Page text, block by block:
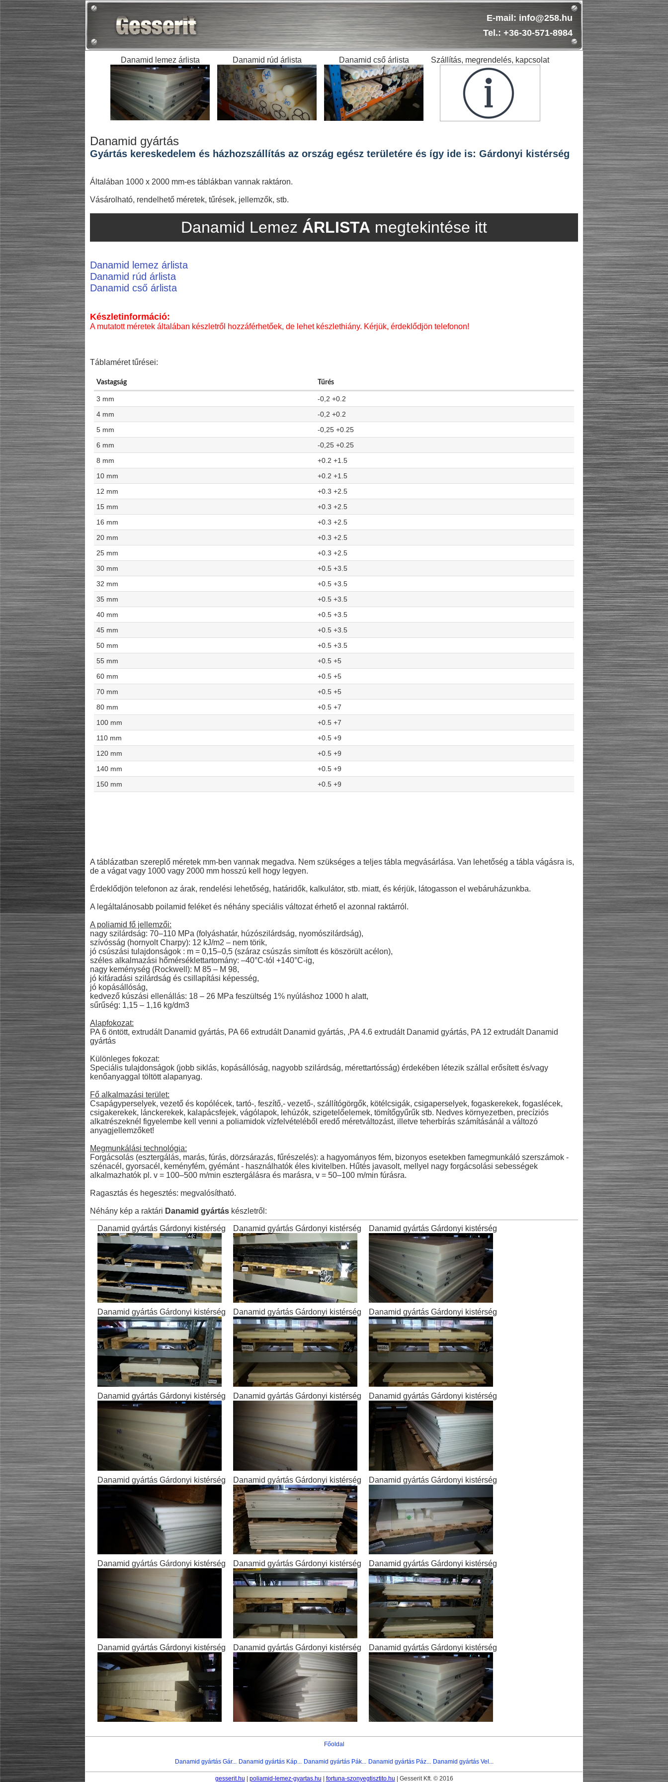
E-mail: info@258.hu
Tel.: +36-30-571-8984
Danamid lemez árlista Danamid rúd árlista Danamid cső árlista Szállítás, megrendelés, kapcsolat
Danamid gyártás
Gyártás kereskedelem és házhozszállítás az ország egész területére és így ide is: Gárdonyi kistérség
Általában 1000 x 2000 mm-es táblákban vannak raktáron.
Vásárolható, rendelhető méretek, tűrések, jellemzők, stb.
Danamid Lemez ÁRLISTA megtekintése itt
Danamid lemez árlista
Danamid rúd árlista
Danamid cső árlista
Készletinformáció:
A mutatott méretek általában készletről hozzáférhetőek, de lehet készlethiány. Kérjük, érdeklődjön telefonon!
Táblaméret tűrései:
Vastagság Tűrés
3 mm
-0,2 +0.2
4 mm
-0,2 +0.2
5 mm
-0,25 +0.25
6 mm
-0,25 +0.25
8 mm
+0.2 +1.5
10 mm
+0.2 +1.5
12 mm
+0.3 +2.5
15 mm
+0.3 +2.5
16 mm
+0.3 +2.5
20 mm
+0.3 +2.5
25 mm
+0.3 +2.5
30 mm
+0.5 +3.5
32 mm
+0.5 +3.5
35 mm
+0.5 +3.5
40 mm
+0.5 +3.5
45 mm
+0.5 +3.5
50 mm
+0.5 +3.5
55 mm
+0.5 +5
60 mm
+0.5 +5
70 mm
+0.5 +5
80 mm
+0.5 +7
100 mm
+0.5 +7
110 mm
+0.5 +9
120 mm
+0.5 +9
140 mm
+0.5 +9
150 mm
+0.5 +9
A táblázatban szereplő méretek mm-ben vannak megadva. Nem szükséges a teljes tábla megvásárlása. Van lehetőség a tábla vágásra is,
de a vágat vagy 1000 vagy 2000 mm hosszú kell hogy legyen.
Érdeklődjön telefonon az árak, rendelési lehetőség, határidők, kalkulátor, stb. miatt, és kérjük, látogasson el webáruházunkba.
A legáltalánosabb poilamid feléket és néhány speciális változat érhető el azonnal raktárról.
A poliamid fő jellemzői:
nagy szilárdság: 70–110 MPa (folyáshatár, húzószilárdság, nyomószilárdság),
szívósság (hornyolt Charpy): 12 kJ/m2 – nem törik,
jó csúszási tulajdonságok : m = 0,15–0,5 (száraz csúszás simított és köszörült acélon),
széles alkalmazási hőmérséklettartomány: –40°C-tól +140°C-ig,
nagy keménység (Rockwell): M 85 – M 98,
jó kifáradási szilárdság és csillapítási képesség,
jó kopásállóság,
kedvező kúszási ellenállás: 18 – 26 MPa feszültség 1% nyúláshoz 1000 h alatt,
sűrűség: 1,15 – 1,16 kg/dm3
Alapfokozat:
PA 6 öntött, extrudált Danamid gyártás, PA 66 extrudált Danamid gyártás, ,PA 4.6 extrudált Danamid gyártás, PA 12 extrudált Danamid
gyártás
Különleges fokozat:
Speciális tulajdonságok (jobb siklás, kopásállóság, nagyobb szilárdság, mérettartósság) érdekében létezik szállal erősített és/vagy
kenőanyaggal töltött alapanyag.
Fő alkalmazási terület:
Csapágyperselyek, vezető és kopólécek, tartó-, feszítő,- vezető-, szállítógörgők, kötélcsigák, csigaperselyek, fogaskerekek, fogaslécek,
csigakerekek, lánckerekek, kalapácsfejek, vágólapok, lehúzók, szigetelőelemek, tömítőgyűrűk stb. Nedves környezetben, precíziós
alkatrészeknél figyelembe kell venni a poliamidok vízfelvételéből eredő méretváltozást, illetve teherbírás számításánál a változó
anyagjellemzőket!
Megmunkálási technológia:
Forgácsolás (esztergálás, marás, fúrás, dörzsárazás, fűrészelés): a hagyományos fém, bizonyos esetekben famegmunkáló szerszámok -
szénacél, gyorsacél, keményfém, gyémánt - használhatók éles kivitelben. Hűtés javasolt, mellyel nagy forgácsolási sebességek
alkalmazhatók pl. v = 100–500 m/min esztergálásra és marásra, v = 50–100 m/min fúrásra.
Ragasztás és hegesztés: megvalósítható.
Néhány kép a raktári Danamid gyártás készletről:
Danamid gyártás Gárdonyi kistérség Danamid gyártás Gárdonyi kistérség Danamid gyártás Gárdonyi kistérség
Danamid gyártás Gárdonyi kistérség Danamid gyártás Gárdonyi kistérség Danamid gyártás Gárdonyi kistérség
Danamid gyártás Gárdonyi kistérség Danamid gyártás Gárdonyi kistérség Danamid gyártás Gárdonyi kistérség
Danamid gyártás Gárdonyi kistérség Danamid gyártás Gárdonyi kistérség Danamid gyártás Gárdonyi kistérség
Danamid gyártás Gárdonyi kistérség Danamid gyártás Gárdonyi kistérség Danamid gyártás Gárdonyi kistérség
Danamid gyártás Gárdonyi kistérség Danamid gyártás Gárdonyi kistérség Danamid gyártás Gárdonyi kistérség
Főoldal
Danamid gyártás Gár... Danamid gyártás Káp... Danamid gyártás Pák... Danamid gyártás Páz... Danamid gyártás Vel...
gesserit.hu poliamid-lemez-gyartas.hu fortuna-szonyegtisztito.hu | Gesserit Kft. © 2016